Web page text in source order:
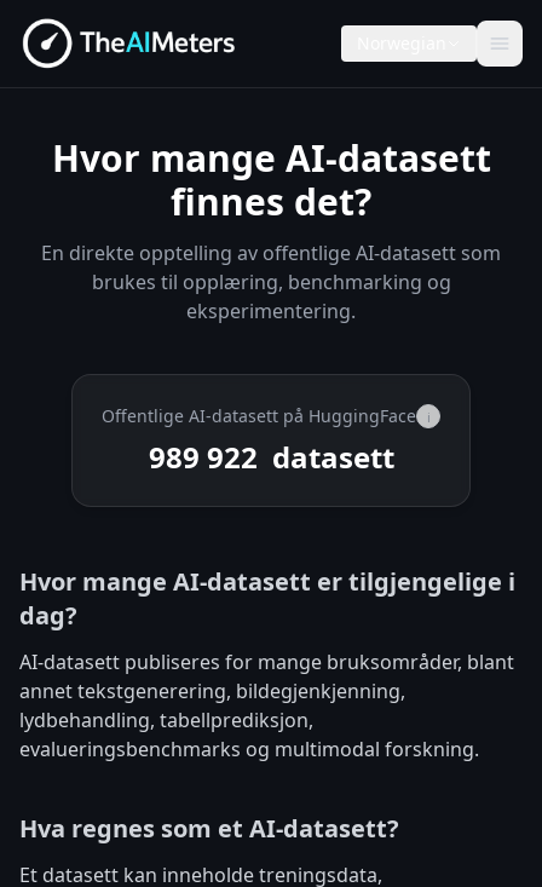
Hvor mange AI-datasett
finnes det?
En direkte opptelling av offentlige AI-datasett som
brukes til opplæring, benchmarking og
eksperimentering.
Offentlige AI-datasett på HuggingFace i
989 922 datasett
Hvor mange AI-datasett er tilgjengelige i
dag?
AI-datasett publiseres for mange bruksområder, blant
annet tekstgenerering, bildegjenkjenning,
lydbehandling, tabellprediksjon,
evalueringsbenchmarks og multimodal forskning.
Hva regnes som et AI-datasett?
Et datasett kan inneholde treningsdata,